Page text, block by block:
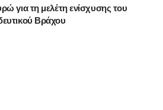
για τη μελέτη ενίσχυσης του
Βράχου